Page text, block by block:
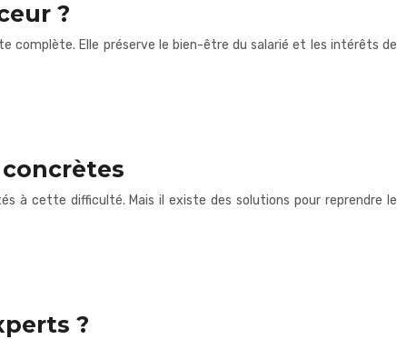
?
complète. Elle préserve le bien-être du salarié et les intérêts de
à cette difficulté. Mais il existe des solutions pour reprendre le
?